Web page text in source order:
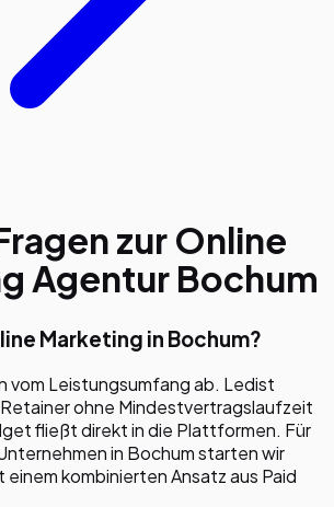
zur Online
Agentur Bochum
Marketing in Bochum?
vom Leistungsumfang ab. Ledist
ohne Mindestvertragslaufzeit
fließt direkt in die Plattformen. Für
in Bochum starten wir
kombinierten Ansatz aus Paid